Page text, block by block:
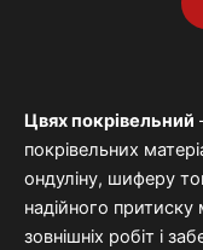
Цвяхпокрівельний
покрівельних
ондуліну, шиферу
надійного притиску
зовнішніх робіт і